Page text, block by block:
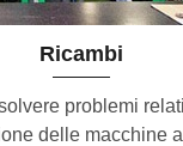
Ricambi
problemi
delle macchine